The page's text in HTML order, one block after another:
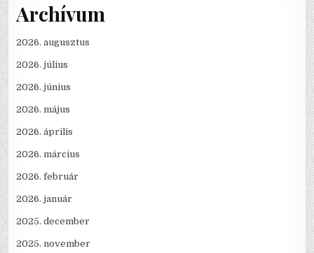
Archívum
2026. augusztus
2026. július
2026. június
2026. május
2026. április
2026. március
2026. február
2026. január
2025. december
2025. november